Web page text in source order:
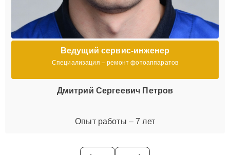
Ведущий сервис-инженер
Специализация – ремонт фотоаппаратов
Дмитрий Сергеевич Петров
Опыт работы – 7 лет